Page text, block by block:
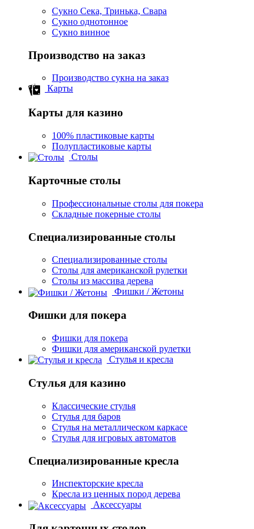
Сукно Сека, Тринька, Свара
Сукно однотонное
Сукно винное
Производство на заказ
Производство сукна на заказ
Карты
Карты для казино
100% пластиковые карты
Полупластиковые карты
Столы
Карточные столы
Профессиональные столы для покера
Складные покерные столы
Специализированные столы
Специализированные столы
Столы для американской рулетки
Столы из массива дерева
Фишки / Жетоны
Фишки для покера
Фишки для покера
Фишки для американской рулетки
Стулья и кресла
Стулья для казино
Классические стулья
Стулья для баров
Стулья на металлическом каркасе
Стулья для игровых автоматов
Специализированные кресла
Инспекторские кресла
Кресла из ценных пород дерева
Аксессуары